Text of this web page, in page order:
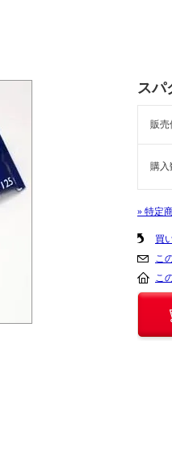
スパ
販売
購入
» 特定
買
こ
こ